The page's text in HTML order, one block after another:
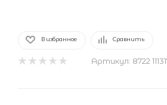
В избранное Сравнить
Артикул: 8722